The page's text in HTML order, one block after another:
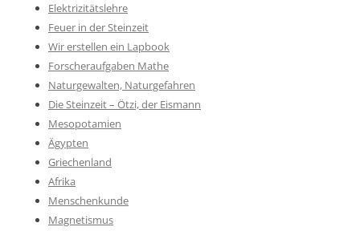
Elektrizitätslehre
Feuer in der Steinzeit
Wir erstellen ein Lapbook
Forscheraufgaben Mathe
Naturgewalten, Naturgefahren
Die Steinzeit – Ötzi, der Eismann
Mesopotamien
Ägypten
Griechenland
Afrika
Menschenkunde
Magnetismus